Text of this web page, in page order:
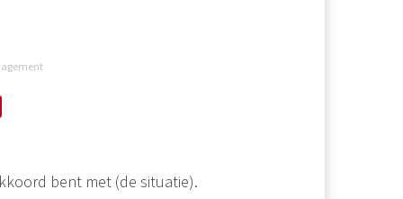
bent met (de situatie).